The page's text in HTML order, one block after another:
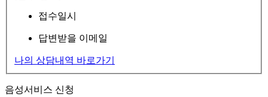
접수일시
답변받을 이메일
나의 상담내역 바로가기
음성서비스 신청